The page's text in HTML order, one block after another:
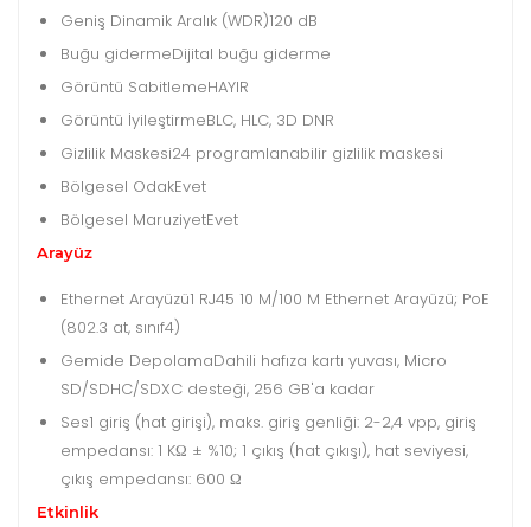
Geniş Dinamik Aralık (WDR)120 dB
Buğu gidermeDijital buğu giderme
Görüntü SabitlemeHAYIR
Görüntü İyileştirmeBLC, HLC, 3D DNR
Gizlilik Maskesi24 programlanabilir gizlilik maskesi
Bölgesel OdakEvet
Bölgesel MaruziyetEvet
Arayüz
Ethernet Arayüzü1 RJ45 10 M/100 M Ethernet Arayüzü; PoE
(802.3 at, sınıf4)
Gemide DepolamaDahili hafıza kartı yuvası, Micro
SD/SDHC/SDXC desteği, 256 GB'a kadar
Ses1 giriş (hat girişi), maks. giriş genliği: 2-2,4 vpp, giriş
empedansı: 1 KΩ ± %10; 1 çıkış (hat çıkışı), hat seviyesi,
çıkış empedansı: 600 Ω
Etkinlik